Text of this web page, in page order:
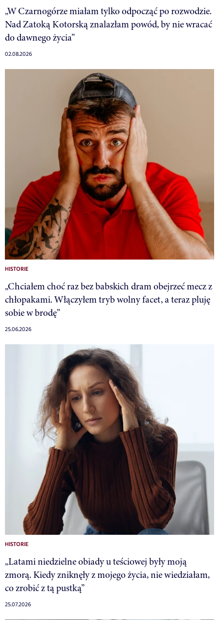
„W Czarnogórze miałam tylko odpocząć po rozwodzie.
Nad Zatoką Kotorską znalazłam powód, by nie wracać
do dawnego życia”
02.08.2026
HISTORIE
„Chciałem choć raz bez babskich dram obejrzeć mecz z
chłopakami. Włączyłem tryb wolny facet, a teraz pluję
sobie w brodę”
25.06.2026
HISTORIE
„Latami niedzielne obiady u teściowej były moją
zmorą. Kiedy zniknęły z mojego życia, nie wiedziałam,
co zrobić z tą pustką”
25.07.2026